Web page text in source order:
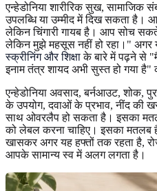
एन्हेडोनिया शारीरिक सुख, सामाजिक
उपलब्धि या उम्मीद में दिख सकता है।
लेकिन चिंगारी गायब है। आप सोच
लेकिन मुझे महसूस नहीं हो रहा।" अगर
स्क्रीनिंग और शिक्षाके बारे में पढ़ने से
इनाम तंत्र शायद अभी सुस्त हो गया
एन्हेडोनिया अवसाद, बर्नआउट, शोक,
के उपयोग, दवाओं के प्रभाव, नींद की
साथ ओवरलैप हो सकता है। इसका
को लेबल करना चाहिए। इसका मतलब
खासकर अगर यह हफ्तों तक रहता है,
आपके सामान्य स्व में अलग लगता है।